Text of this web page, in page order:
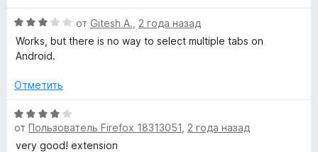
и
з
5
О
ц
е
е
о
н
а
от Gitesh A. 2 года назад
Works, but there is no way to select multiple tabs on
Android.
Отметить
О
ц
е
от Пользователь Firefox 18313051 2 года назад
very good! extension